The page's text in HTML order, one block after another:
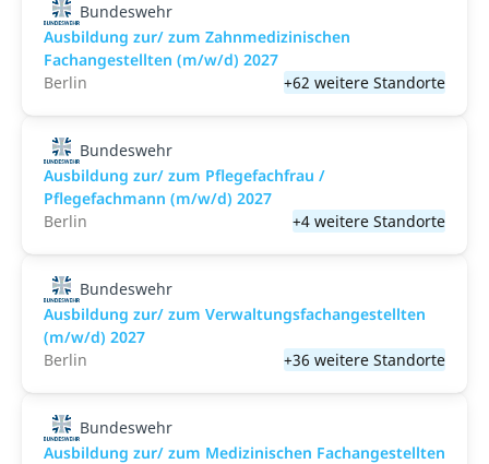
Bundeswehr
Ausbildung zur/ zum Zahnmedizinischen
Fachangestellten (m/w/d) 2027
Berlin
+62 weitere Standorte
Bundeswehr
Ausbildung zur/ zum Pflegefachfrau /
Pflegefachmann (m/w/d) 2027
Berlin
+4 weitere Standorte
Bundeswehr
Ausbildung zur/ zum Verwaltungsfachangestellten
(m/w/d) 2027
Berlin
+36 weitere Standorte
Bundeswehr
Ausbildung zur/ zum Medizinischen Fachangestellten